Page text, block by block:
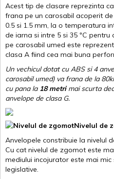
Acest tip de clasare reprezinta
frana pe un carosabil acoperit
0.5 si 1.5 mm, la o temperatura
de iarna si intre 5 si 35 ºC
pe carosabil umed este
clasa A fiind cea mai buna
Un vechicul dotat cu ABS si 4
carosabil umed) va frana de la
cu pana la 18 metrimai scurta
anvelope de clasa G.
Nivelul de
Anvelopele constribuie la nivelul
Cu cat nivelul de zgomot este
mediului incojurator este mai
legislative.